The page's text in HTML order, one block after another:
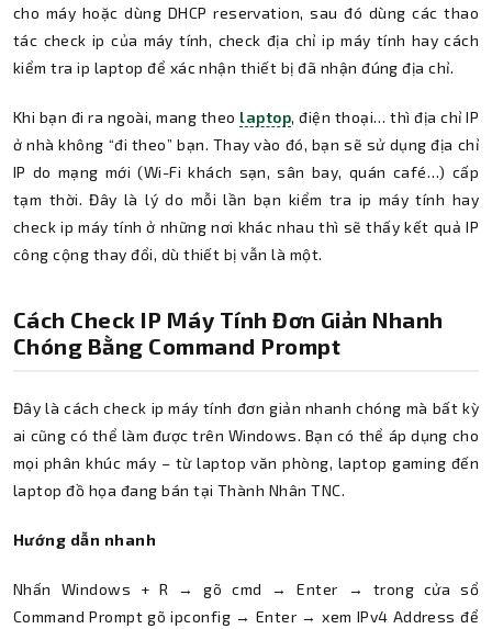
cho máy hoặc dùng DHCP reservation, sau đó dùng các thao
tác check ip của máy tính, check địa chỉ ip máy tính hay cách
kiểm tra ip laptop để xác nhận thiết bị đã nhận đúng địa chỉ.
Khi bạn đi ra ngoài, mang theo laptop, điện thoại… thì địa chỉ IP
ở nhà không “đi theo” bạn. Thay vào đó, bạn sẽ sử dụng địa chỉ
IP do mạng mới (Wi-Fi khách sạn, sân bay, quán café…) cấp
tạm thời. Đây là lý do mỗi lần bạn kiểm tra ip máy tính hay
check ip máy tính ở những nơi khác nhau thì sẽ thấy kết quả IP
công cộng thay đổi, dù thiết bị vẫn là một.
Cách Check IP Máy Tính Đơn Giản Nhanh
Chóng Bằng Command Prompt
Đây là cách check ip máy tính đơn giản nhanh chóng mà bất kỳ
ai cũng có thể làm được trên Windows. Bạn có thể áp dụng cho
mọi phân khúc máy – từ laptop văn phòng, laptop gaming đến
laptop đồ họa đang bán tại Thành Nhân TNC.
Hướng dẫn nhanh
Nhấn Windows + R → gõ cmd → Enter → trong cửa sổ
Command Prompt gõ ipconfig → Enter → xem IPv4 Address để